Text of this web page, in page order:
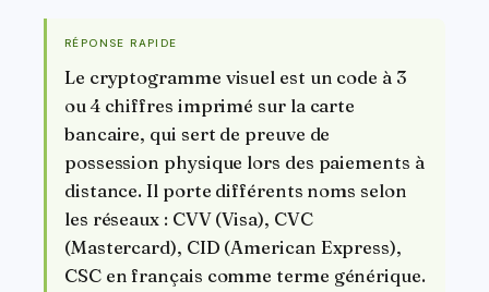
RÉPONSE RAPIDE
Le cryptogramme visuel est un code à 3
ou 4 chiffres imprimé sur la carte
bancaire, qui sert de preuve de
possession physique lors des paiements à
distance. Il porte différents noms selon
les réseaux : CVV (Visa), CVC
(Mastercard), CID (American Express),
CSC en français comme terme générique.